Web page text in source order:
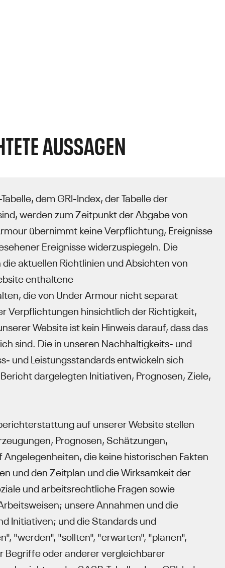
AUSSAGEN
dem GRI-Index, der Tabelle der
werden zum Zeitpunkt der Abgabe von
übernimmt keine Verpflichtung, Ereignisse
Ereignisse widerzuspiegeln. Die
aktuellen Richtlinien und Absichten von
enthaltene
die von Under Armour nicht separat
Verpflichtungen hinsichtlich der Richtigkeit,
Website ist kein Hinweis darauf, dass das
sind. Die in unseren Nachhaltigkeits- und
und Leistungsstandards entwickeln sich
dargelegten Initiativen, Prognosen, Ziele,
auf unserer Website stellen
Prognosen, Schätzungen,
die keine historischen Fakten
und den Zeitplan und die Wirksamkeit der
und arbeitsrechtliche Fragen sowie
unsere Annahmen und die
Initiativen; und die Standards und
"werden", "sollten", "erwarten", "planen",
Begriffe oder anderer vergleichbarer